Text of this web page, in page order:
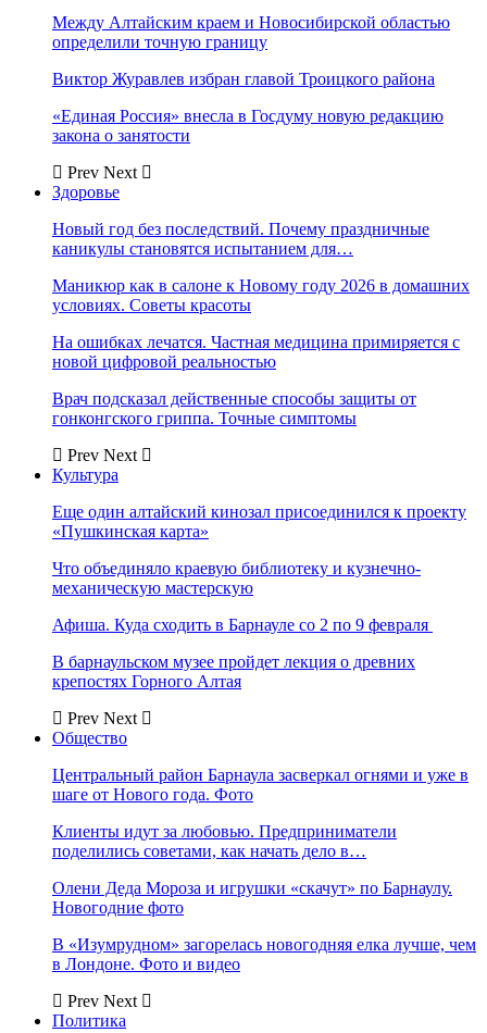
Между Алтайским краем и Новосибирской областью
определили точную границу
Виктор Журавлев избран главой Троицкого района
«Единая Россия» внесла в Госдуму новую редакцию
закона о занятости
Prev Next
Здоровье
Новый год без последствий. Почему праздничные
каникулы становятся испытанием для…
Маникюр как в салоне к Новому году 2026 в домашних
условиях. Советы красоты
На ошибках лечатся. Частная медицина примиряется с
новой цифровой реальностью
Врач подсказал действенные способы защиты от
гонконгского гриппа. Точные симптомы
Prev Next
Культура
Еще один алтайский кинозал присоединился к проекту
«Пушкинская карта»
Что объединяло краевую библиотеку и кузнечно-
механическую мастерскую
Афиша. Куда сходить в Барнауле со 2 по 9 февраля
В барнаульском музее пройдет лекция о древних
крепостях Горного Алтая
Prev Next
Общество
Центральный район Барнаула засверкал огнями и уже в
шаге от Нового года. Фото
Клиенты идут за любовью. Предприниматели
поделились советами, как начать дело в…
Олени Деда Мороза и игрушки «скачут» по Барнаулу.
Новогодние фото
В «Изумрудном» загорелась новогодняя елка лучше, чем
в Лондоне. Фото и видео
Prev Next
Политика